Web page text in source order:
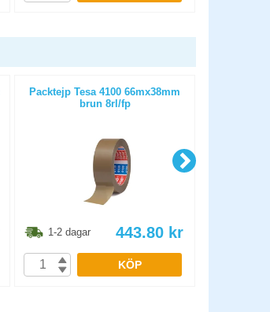
Packtejp Tesa 4100 66mx38mm
brun 8rl/fp
1-2 dagar 443.80 kr
KÖP